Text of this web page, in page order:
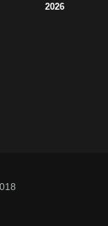
2026